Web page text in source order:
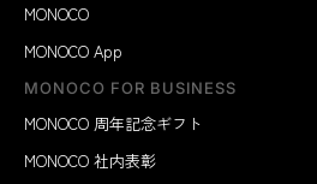
MONOCO
MONOCO App
MONOCO FOR BUSINESS
MONOCO 周年記念ギフト
MONOCO 社内表彰